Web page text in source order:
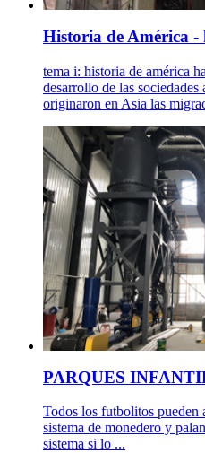
Historia de América
tema i: historia de américa
desarrollo de las
originaron en Asia las
PARQUES
Todos los futbolitos pueden
sistema de monedero y
sistema si lo ...